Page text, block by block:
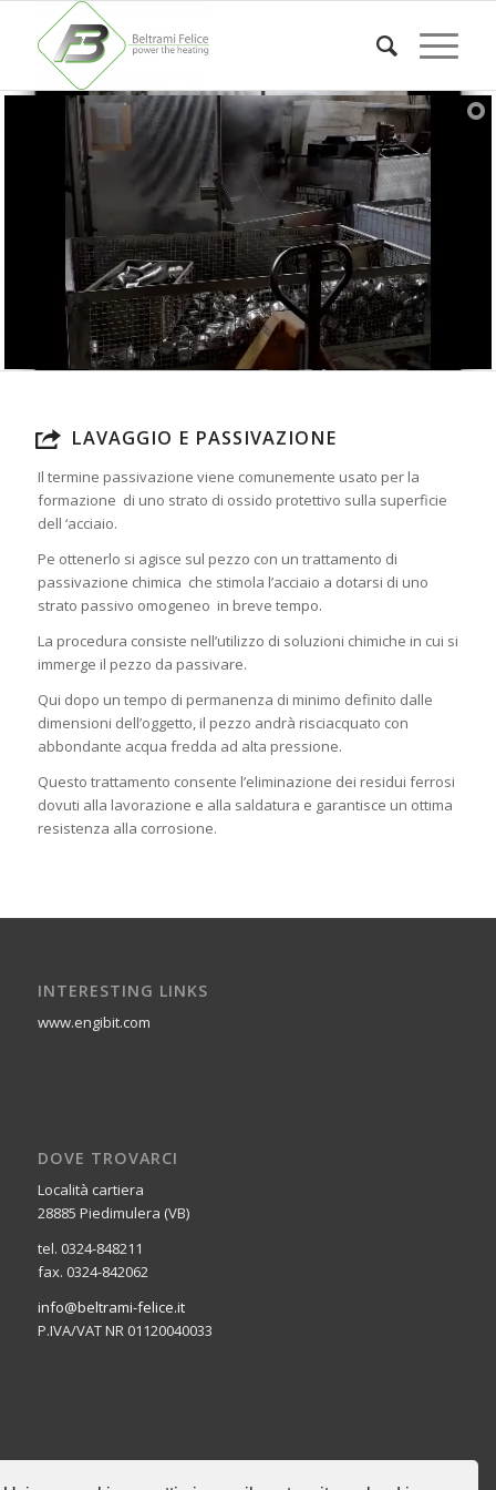
LAVAGGIO E PASSIVAZIONE
Il termine passivazione viene comunemente usato per la
formazione di uno strato di ossido protettivo sulla superficie
dell ‘acciaio.
Pe ottenerlo si agisce sul pezzo con un trattamento di
passivazione chimica che stimola l’acciaio a dotarsi di uno
strato passivo omogeneo in breve tempo.
La procedura consiste nell’utilizzo di soluzioni chimiche in cui si
immerge il pezzo da passivare.
Qui dopo un tempo di permanenza di minimo definito dalle
dimensioni dell’oggetto, il pezzo andrà risciacquato con
abbondante acqua fredda ad alta pressione.
Questo trattamento consente l’eliminazione dei residui ferrosi
dovuti alla lavorazione e alla saldatura e garantisce un ottima
resistenza alla corrosione.
INTERESTING LINKS
www.engibit.com
DOVE TROVARCI
Località cartiera
28885 Piedimulera (VB)
tel. 0324-848211
fax. 0324-842062
info@beltrami-felice.it
P.IVA/VAT NR 01120040033
CERCA NEL SITO